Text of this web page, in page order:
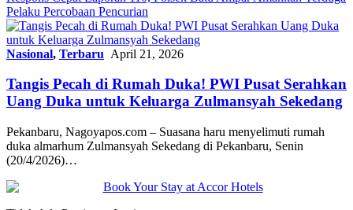
Pelaku Percobaan Pencurian
Nasional, Terbaru April 21, 2026
Tangis Pecah di Rumah Duka! PWI Pusat Serahkan
Uang Duka untuk Keluarga Zulmansyah Sekedang
Pekanbaru, Nagoyapos.com – Suasana haru menyelimuti rumah
duka almarhum Zulmansyah Sekedang di Pekanbaru, Senin
(20/4/2026)…